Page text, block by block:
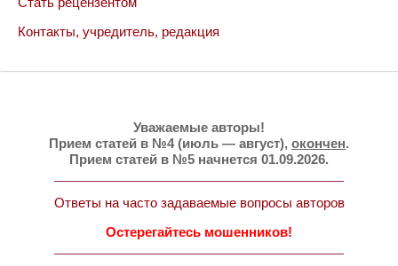
Контакты, учредитель, редакция
Уважаемые авторы!
Прием статей в №4 (июль — август), окончен.
Прием статей в №5 начнется 01.09.2026.
Ответы на часто задаваемые вопросы авторов
Остерегайтесь мошенников!